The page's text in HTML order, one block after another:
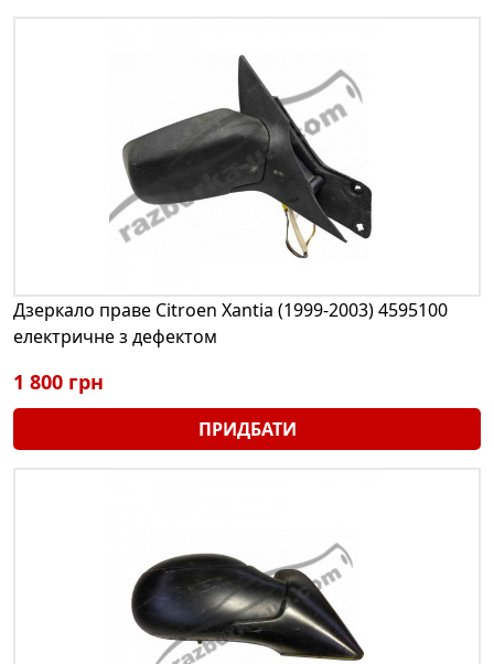
Дзеркало праве Citroen Xantia (1999-2003) 4595100
електричне з дефектом
1 800 грн
ПРИДБАТИ